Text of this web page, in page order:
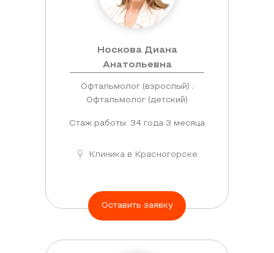
Носкова Диана
Анатольевна
Офтальмолог (взрослый) ,
Офтальмолог (детский)
Стаж работы: 34 года 3 месяца
Клиника в Красногорске
Оставить заявку